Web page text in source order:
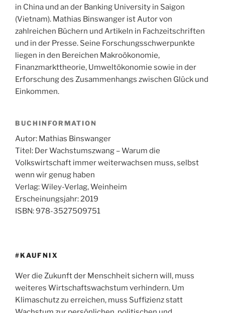
in China und an der Banking University in Saigon
(Vietnam). Mathias Binswanger ist Autor von
zahlreichen Büchern und Artikeln in Fachzeitschriften
und in der Presse. Seine Forschungsschwerpunkte
liegen in den Bereichen Makroökonomie,
Finanzmarkttheorie, Umweltökonomie sowie in der
Erforschung des Zusammenhangs zwischen Glück und
Einkommen.
BUCHINFORMATION
Autor: Mathias Binswanger
Titel: Der Wachstumszwang – Warum die
Volkswirtschaft immer weiterwachsen muss, selbst
wenn wir genug haben
Verlag: Wiley-Verlag, Weinheim
Erscheinungsjahr: 2019
ISBN: 978-3527509751
#KAUFNIX
Wer die Zukunft der Menschheit sichern will, muss
weiteres Wirtschaftswachstum verhindern. Um
Klimaschutz zu erreichen, muss Suffizienz statt